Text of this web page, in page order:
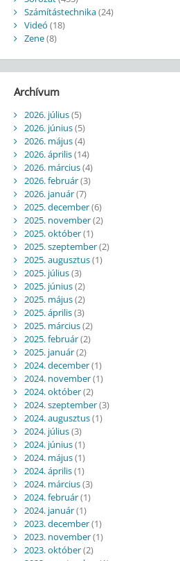
Számítástechnika(24)
Videó (18)
Zene(8)
Archívum
2026. július(5)
2026. június(5)
2026. május(4)
2026. április(14)
2026. március(4)
2026. február(3)
2026. január(7)
2025. december(6)
2025. november(2)
2025. október(1)
2025. szeptember(2)
2025. augusztus(1)
2025. július(3)
2025. június(2)
2025. május(2)
2025. április(3)
2025. március(2)
2025. február(2)
2025. január(2)
2024. december(1)
2024. november(1)
2024. október(2)
2024. szeptember(3)
2024. augusztus(1)
2024. július(3)
2024. június(1)
2024. május(1)
2024. április(1)
2024. március(3)
2024. február(1)
2024. január(1)
2023. december(1)
2023. november(1)
2023. október(2)